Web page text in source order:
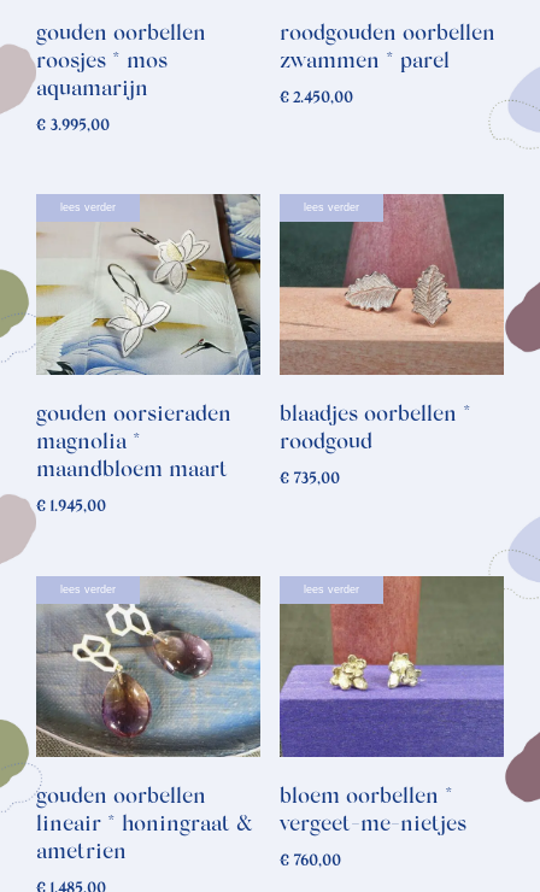
gouden oorbellen
roosjes * mos
aquamarijn
€ 3.995,00
roodgouden oorbellen
zwammen * parel
€2.450,00
lees verder
gouden oorsieraden
magnolia *
maandbloem maart
€ 1.945,00
lees verder
blaadjes oorbellen *
roodgoud
€735,00
lees verder
gouden oorbellen
lineair * honingraat &
ametrien
lees verder
bloem oorbellen *
vergeet-me-nietjes
€760,00